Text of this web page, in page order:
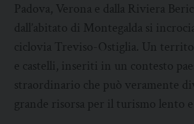
Padova, Verona e dalla Riviera
dall’abitato di Montegalda si
ciclovia Treviso-Ostiglia. Un
e castelli, inseriti in un contesto
straordinario che può veramente
grande risorsa per il turismo lento